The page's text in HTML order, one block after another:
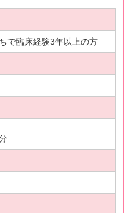
で臨床経験3年以上の方